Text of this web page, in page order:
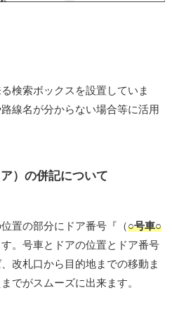
検索ボックスを設置していま
線名が分からない場合等に活用
）の併記について
置の部分にドア番号『（○号車○
。号車とドアの位置とドア番号
改札口から目的地までの移動ま
でがスムーズに出来ます。